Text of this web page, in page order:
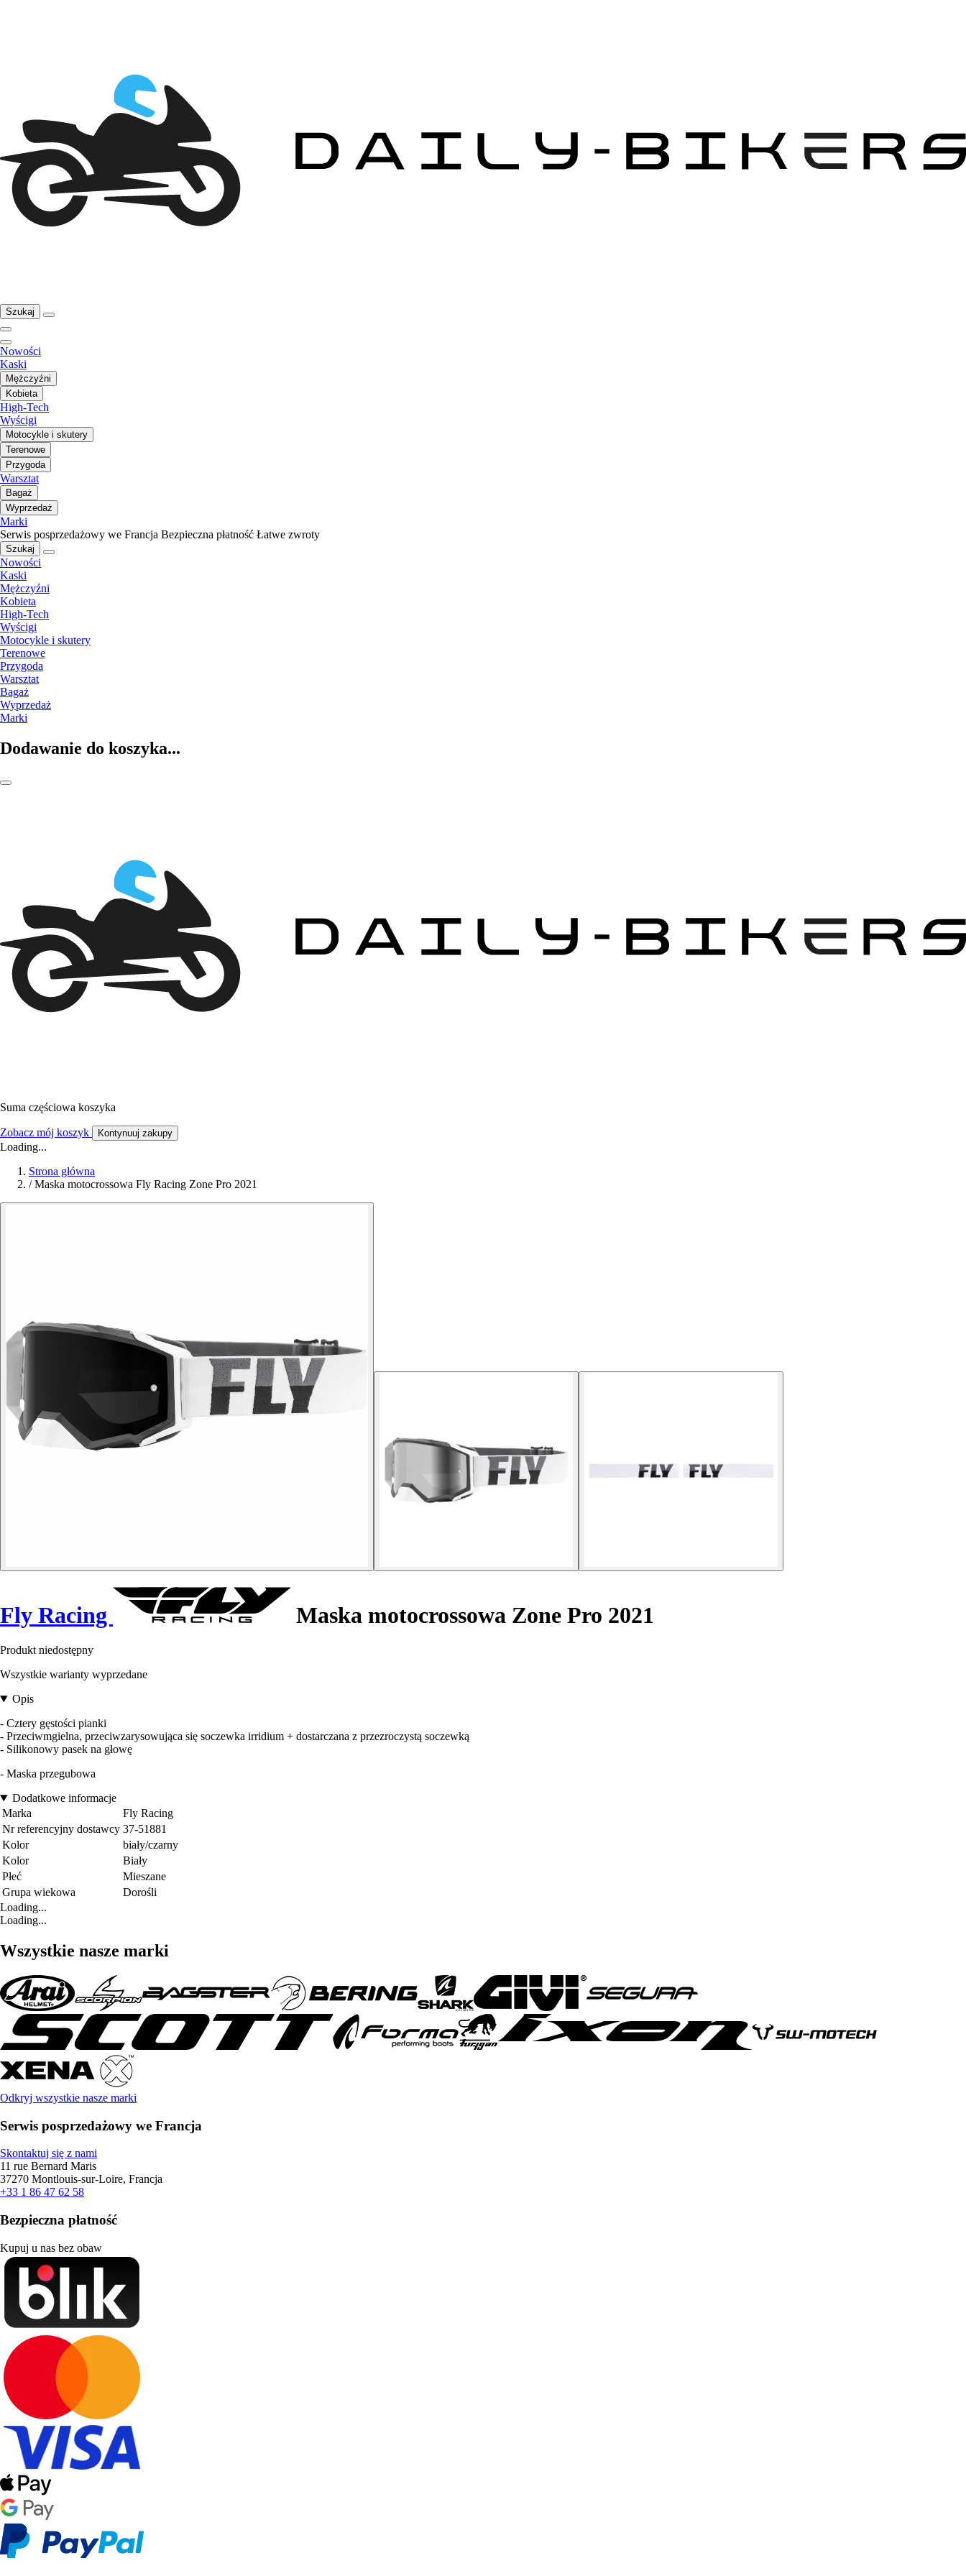
Szukaj
Nowości
Kaski
Mężczyźni
Kobieta
High-Tech
Wyścigi
Motocykle i skutery
Terenowe
Przygoda
Warsztat
Bagaż
Wyprzedaż
Marki
Serwis posprzedażowy we Francja Bezpieczna płatność Łatwe zwroty
Szukaj
Nowości
Kaski
Mężczyźni
Kobieta
High-Tech
Wyścigi
Motocykle i skutery
Terenowe
Przygoda
Warsztat
Bagaż
Wyprzedaż
Marki
Dodawanie do koszyka...
Suma częściowa koszyka
Zobacz mój koszyk Kontynuuj zakupy
Loading...
Strona główna
/ Maska motocrossowa Fly Racing Zone Pro 2021
Fly Racing Maska motocrossowa Zone Pro 2021
Produkt niedostępny
Wszystkie warianty wyprzedane
Opis
- Cztery gęstości pianki
- Przeciwmgielna, przeciwzarysowująca się soczewka irridium + dostarczana z przezroczystą soczewką
- Silikonowy pasek na głowę
- Maska przegubowa
Dodatkowe informacje
Marka
Fly Racing
Nr referencyjny dostawcy 37-51881
Kolor
biały/czarny
Kolor
Biały
Płeć
Mieszane
Grupa wiekowa
Dorośli
Loading...
Loading...
Wszystkie nasze marki
Odkryj wszystkie nasze marki
Serwis posprzedażowy we Francja
Skontaktuj się z nami
11 rue Bernard Maris
37270 Montlouis-sur-Loire, Francja
+33 1 86 47 62 58
Bezpieczna płatność
Kupuj u nas bez obaw